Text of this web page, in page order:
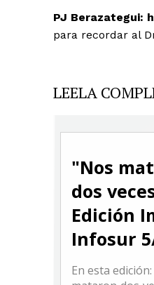
PJ Berazategui:
para recordar al
LEELA